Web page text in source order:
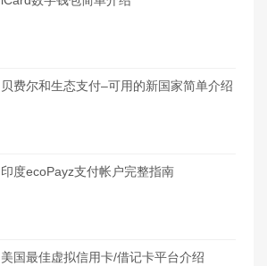
贝费尔和生态支付–可用的新国家简单介绍
印度ecoPayz支付帐户完整指南
美国最佳虚拟信用卡/借记卡平台介绍